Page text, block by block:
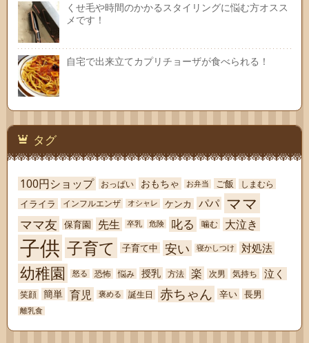
くせ毛や時間のかかるスタイリングに悩む方オスス
メです！
自宅で出来立てカプリチョーザが食べられる！
タグ
100円ショップ おっぱい おもちゃ お弁当 ご飯 しまむら
イライラ インフルエンザ オシャレ ケンカ パパ ママ
ママ友 保育園 先生 卒乳 危険 叱る 噛む 大泣き
子供 子育て 子育て中 安い 寝かしつけ 対処法
幼稚園 怒る 恐怖 悩み 授乳 方法 楽 次男 気持ち 泣く
笑顔 簡単 育児 褒める 誕生日 赤ちゃん 辛い 長男
離乳食